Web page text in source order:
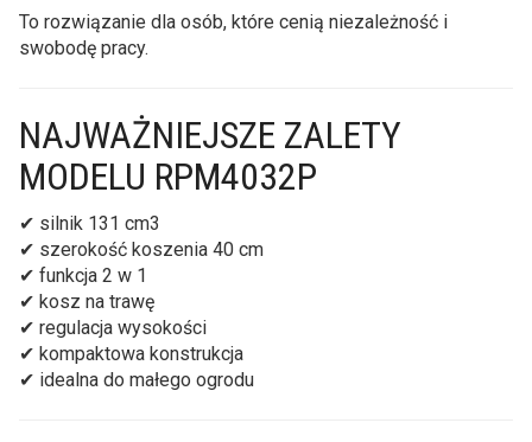
To rozwiązanie dla osób, które cenią niezależność i
swobodę pracy.
NAJWAŻNIEJSZE ZALETY
MODELU RPM4032P
✔ silnik 131 cm3
✔ szerokość koszenia 40 cm
✔ funkcja 2 w 1
✔ kosz na trawę
✔ regulacja wysokości
✔ kompaktowa konstrukcja
✔ idealna do małego ogrodu